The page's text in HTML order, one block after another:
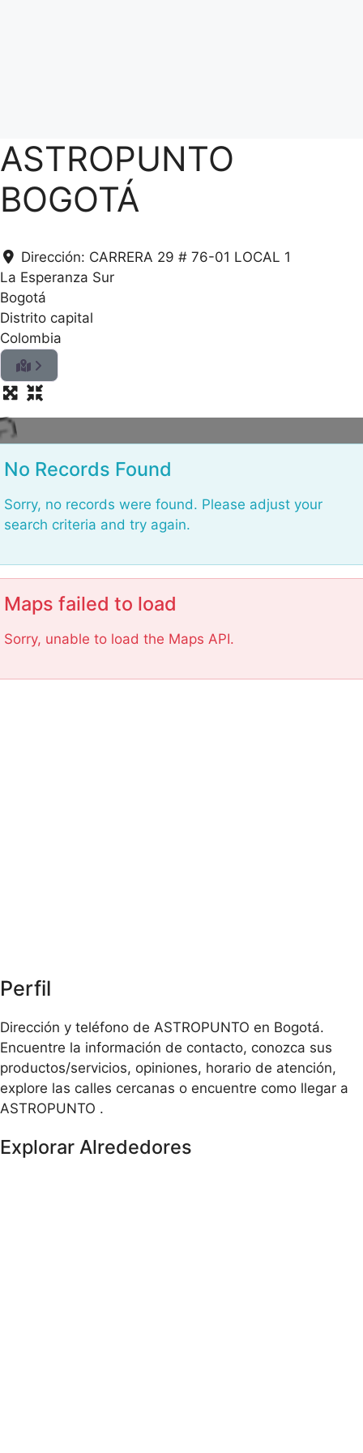
ASTROPUNTO
BOGOTÁ
Dirección: CARRERA 29 # 76-01 LOCAL 1
La Esperanza Sur
Bogotá
Distrito capital
Colombia
No Records Found
Sorry, no records were found. Please adjust your
search criteria and try again.
Maps failed to load
Sorry, unable to load the Maps API.
Perfil
Dirección y teléfono de ASTROPUNTO en Bogotá.
Encuentre la información de contacto, conozca sus
productos/servicios, opiniones, horario de atención,
explore las calles cercanas o encuentre como llegar a
ASTROPUNTO .
Explorar Alrededores